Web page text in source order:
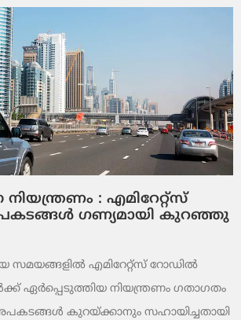
: എമിറേറ്റ്സ്
ഗണ്യമായി കുറഞ്ഞു
സമയങ്ങളിൽ എമിറേറ്റ്സ് റോഡിൽ
ഏർപ്പെടുത്തിയ നിയന്ത്രണം ഗതാഗതം
കുറയ്ക്കാനും സഹായിച്ചതായി